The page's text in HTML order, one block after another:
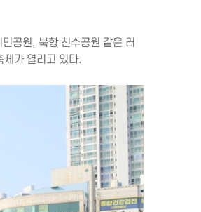
공원, 북항 친수공원 같은 러
제가 열리고 있다.